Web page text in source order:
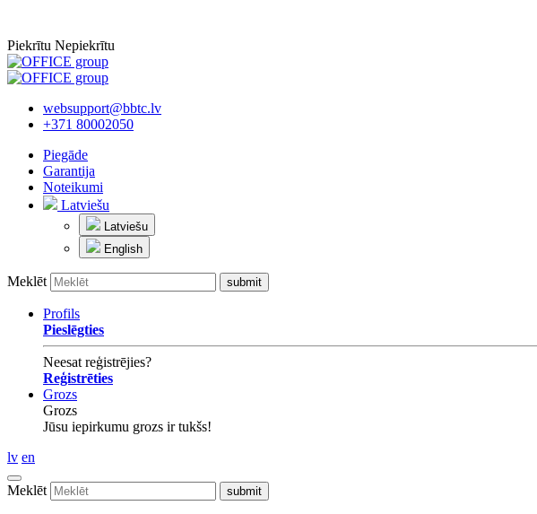
Piekrītu Nepiekrītu
websupport@bbtc.lv
+371 80002050
Piegāde
Garantija
Noteikumi
Latviešu
Latviešu
English
Meklēt
Profils
Pieslēgties
Neesat reģistrējies?
Reģistrēties
Grozs
Grozs
Jūsu iepirkumu grozs ir tukšs!
lv en
Meklēt